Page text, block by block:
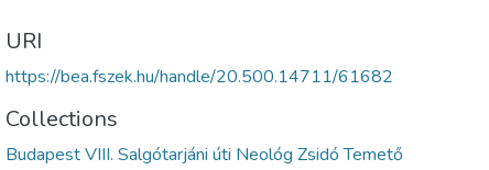
URI
https://bea.fszek.hu/handle/20.500.14711/61682
Collections
Budapest VIII. Salgótarjáni úti Neológ Zsidó Temető